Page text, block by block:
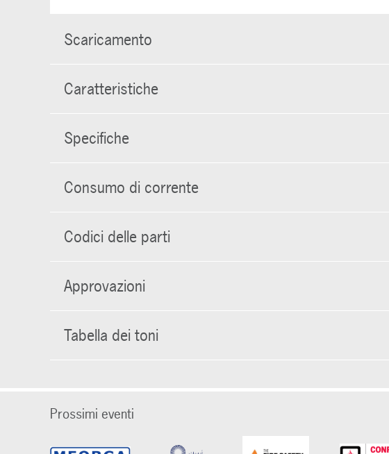
Scaricamento
Caratteristiche
Specifiche
Consumo di corrente
Codici delle parti
Approvazioni
Tabella dei toni
Prossimi eventi